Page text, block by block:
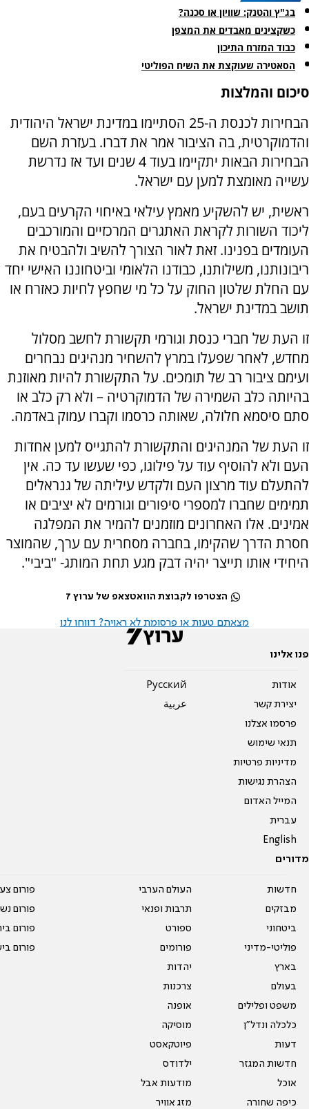
בג"ץ והטנק: שוויון או סכנה?
כשקצינים מאבדים את המצפן
כבוד המזרח התיכון
הסאטירה שעוקצת את השיח הפוליטי
סיכום והמלצות
הבחירות לכנסת ה-25 הסתיימו במדינת ישראל היהודית
והדמוקרטית, בה הציבור אמר את דברו. בעזרת השם
הבחירות הבאות יתקיימו בעוד 4 שנים ועד אז נדרשת
עשייה מאומצת למען עם ישראל.
ראשית, יש להשקיע מאמץ עילאי באיחוי הקרעים בעם,
ליכוד השורות לקראת האתגרים המרכזיים והמורכבים
העומדים בפנינו. זאת לאור הצורך להשיב ולהבטיח את
ריבונותנו, משילותנו, כבודנו הלאומי וביטחוננו האישי יחד
עם החלת שלטון החוק על כל מי שחפץ לחיות כאזרח או
תושב במדינת ישראל.
זו העת של חברי כנסת וגורמי תקשורת לחשב מסלול
מחדש, לאחר שפעלו במרץ להשחיר מנהיגים נבחרים
ועימם ציבור רב של תומכים. על התקשורת להיות מאוזנת
בהיותה כלב השמירה של הדמוקרטיה – ולא רק כלב או
סתם סיסמא חלולה, שאותה כרסמו וקברו עמוק באדמה.
זו העת של המנהיגים והתקשורת להתגייס למען אחדות
העם ולא להוסיף עוד על פילוגו, כפי שעשו עד כה. אין
להתעלם עוד מרצון העם ולקדש עיליתה של גנראלים
תמימים שחברו למספרי סיפורים וגורמים לא יציבים או
אמינים. אלו האחרונים מוזמנים להמיר את המפלגה
חסרת הדרך שהקימו, בחברה מסחרית עם ערך, שהמוצר
היחידי אותו תייצר יהיה דבק מגע תחת המותג- "ביבי".
הצטרפו לקבוצת הוואטצאפ של ערוץ 7
מצאתם טעות או פרסומת לא ראויה? דווחו לנו
פנו אלינו
אודות
יצירת קשר
פרסמו אצלנו
תנאי שימוש
מדיניות פרטיות
הצהרת נגישות
המייל האדום
עברית
English
Pусский
عربية
מדורים
חדשות
מבזקים
ביטחוני
פוליטי-מדיני
בארץ
בעולם
משפט ופלילים
כלכלה ונדל"ן
דעות
חדשות המגזר
אוכל
כיפה שחורה
העולם הערבי
תרבות ופנאי
ספורט
פורומים
יהדות
צרכנות
אופנה
מוסיקה
פיוטקאסט
ילדודס
מודעות אבל
מזג אוויר
פורום
פורום
פורום
פורום